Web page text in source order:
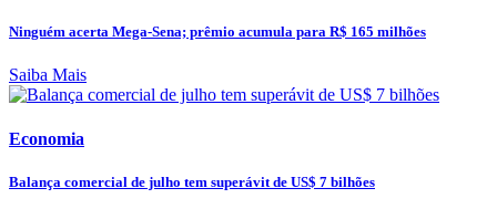
Ninguém acerta Mega-Sena; prêmio acumula para R$ 165 milhões
Saiba Mais
Economia
Balança comercial de julho tem superávit de US$ 7 bilhões